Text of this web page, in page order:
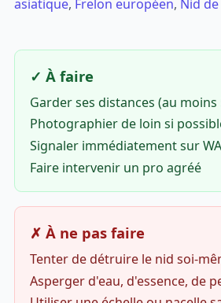
asiatique, Frelon européen, Nid
✓ À faire
Garder ses distances (au moins
Photographier de loin si
Signaler immédiatement sur
Faire intervenir un pro agréé
✗ À ne pas faire
Tenter de détruire le nid soi-
Asperger d'eau, d'essence, de